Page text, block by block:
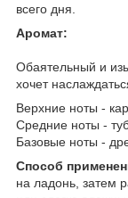
всего дня.
Аромат:
Обаятельный и
хочет
Верхние ноты -
Средние ноты -
Базовые ноты -
Способ
на ладонь, затем